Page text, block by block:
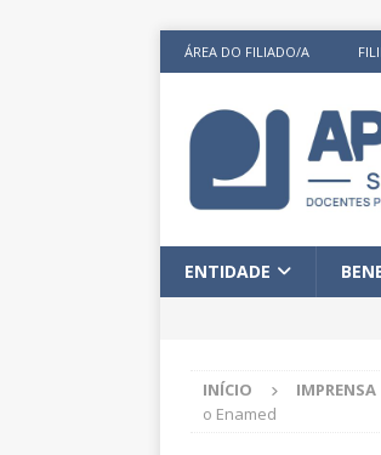
ÁREA DO FILIADO/A
ENTIDADE
INÍCIO IMPRENSA
o Enamed